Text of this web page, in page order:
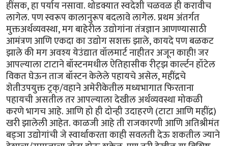
हींसक, हा पर्याय नसावा. थोडक्यात स्वदेशी चळवळ ही करावीच
लागेल. पण स्वरूप कालानुरूप बदलावे लागेल. प्रथम अंतर्गत
मुक्तअर्थव्यवस्था, मग बाहेरील उद्योगांना तंत्रज्ञान आणण्यासाठी
आमंत्रण आणि एकदा का उद्योग सशक्त झाले, कायदे पण बळकट
झाले की मग अवश्य येउंद्यात वॉलमार्ट नाहीतर अजून काही! जर
आपल्याला टाटाने बॉस्टनमधील ऐतिहासीक रीट्झ कार्ल्टन हॉटेल
विकत घेऊन ताज बॉस्टन केलेले पहायचे असेल, महींद्रचे
शेतीउपयुक्त ट्रक्/वहाने अमेरीकेतील मध्यभागात फिरताना
पहायची असतील तर आपल्याला देखील अर्थव्यवस्था मोकळी
करणे भागच आहे. आणि हो ही दोन्ही उदाहरणे (टाटा आणि महींद्र)
खरी झालेली आहेत. काळजी आहे ती राजकारणी आणि अतिश्रीमंत
बड्ञा उद्योगांची जे स्वार्थाकरता काही सवलती देऊ शकतील ज्याने